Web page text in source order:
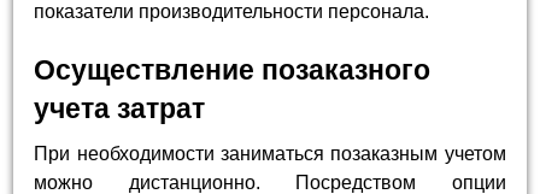
показатели производительности персонала.
Осуществление позаказного
учета затрат
При необходимости заниматься позаказным учетом
можно дистанционно. Посредством опции